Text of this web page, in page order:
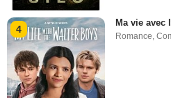
4
Ma vie avec
Romance ,